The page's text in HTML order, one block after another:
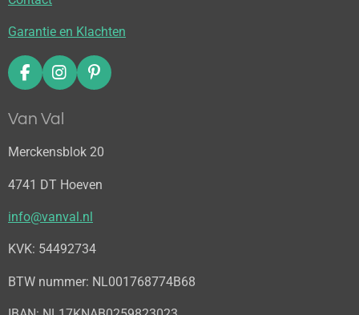
Garantie en Klachten
F
a
e
o
k
I
n
s
t
g
a
P
i
r
s
Van Val
Merckensblok 20
4741 DT Hoeven
info@vanval.nl
KVK: 54492734
BTW nummer: NL001768774B68